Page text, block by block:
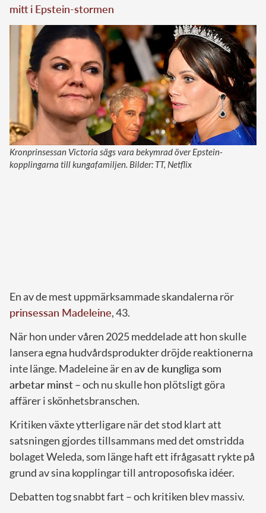
mitt i Epstein-stormen
Kronprinsessan Victoria sägs vara bekymrad över Epstein-
kopplingarna till kungafamiljen. Bilder: TT, Netflix
En av de mest uppmärksammade skandalerna rör
prinsessan Madeleine, 43.
När hon under våren 2025 meddelade att hon skulle
lansera egna hudvårdsprodukter dröjde reaktionerna
inte länge. Madeleine är enav de kungliga som
arbetar minst– och nu skulle hon plötsligt göra
affärer i skönhetsbranschen.
Kritiken växte ytterligare när det stod klart att
satsningen gjordes tillsammans med det omstridda
bolaget Weleda, som länge haft ett ifrågasatt rykte på
grund av sina kopplingar till antroposofiska idéer.
Debatten tog snabbt fart – och kritiken blev massiv.